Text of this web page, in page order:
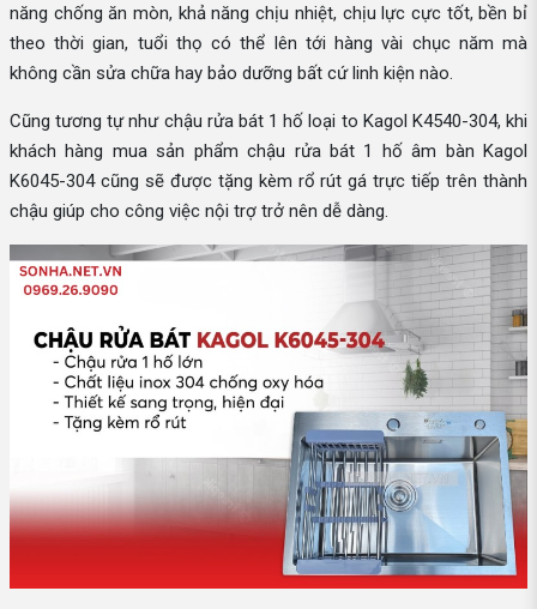
năng chống ăn mòn, khả năng chịu nhiệt, chịu lực cực tốt, bền bỉ
theo thời gian, tuổi thọ có thể lên tới hàng vài chục năm mà
không cần sửa chữa hay bảo dưỡng bất cứ linh kiện nào.
Cũng tương tự như chậu rửa bát 1 hố loại to Kagol K4540-304, khi
khách hàng mua sản phẩm chậu rửa bát 1 hố âm bàn Kagol
K6045-304 cũng sẽ được tặng kèm rổ rút gá trực tiếp trên thành
chậu giúp cho công việc nội trợ trở nên dễ dàng.